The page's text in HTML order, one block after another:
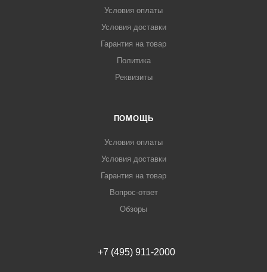
Условия оплаты
Условия доставки
Гарантия на товар
Политика
Реквизиты
ПОМОЩЬ
Условия оплаты
Условия доставки
Гарантия на товар
Вопрос-ответ
Обзоры
+7 (495) 911-2000